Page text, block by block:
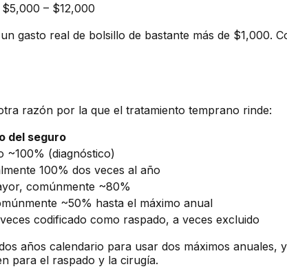
$5,000 – $12,000
gasto real de bolsillo de bastante más de $1,000.
razón por la que el tratamiento temprano rinde:
del seguro
~100% (diagnóstico)
100% dos veces al año
comúnmente ~80%
~50% hasta el máximo anual
codificado como raspado, a veces excluido
años calendario para usar dos máximos
para el raspado y la cirugía.